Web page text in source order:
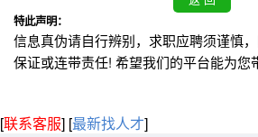
特此声明：
信息真伪请自行辨别，求职应聘须谨慎
保证或连带责任! 希望我们的平台能为您
[联系客服] [最新找人才]